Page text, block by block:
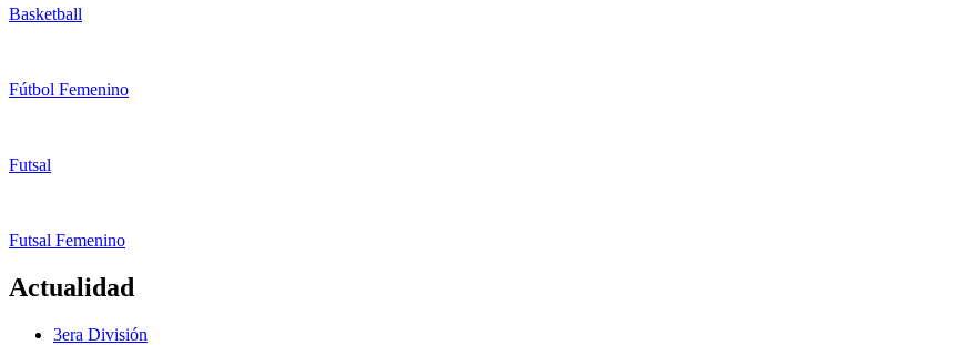
Basketball
Fútbol Femenino
Futsal
Futsal Femenino
Actualidad
3era División